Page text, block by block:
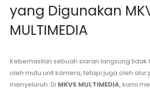
yang Digunakan
MULTIMEDIA
Keberhasilan sebuah siaran langsung tidak
oleh mutu unit kamera, tetapi juga oleh alur
menyeluruh. Di MKVS MULTIMEDIA, kami